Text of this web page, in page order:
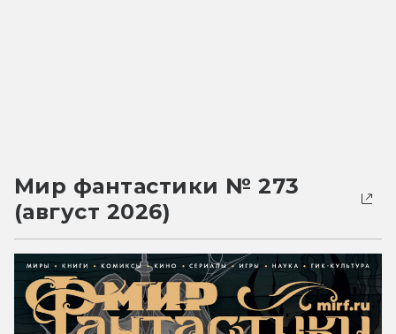
Мир фантастики № 273
(август 2026)